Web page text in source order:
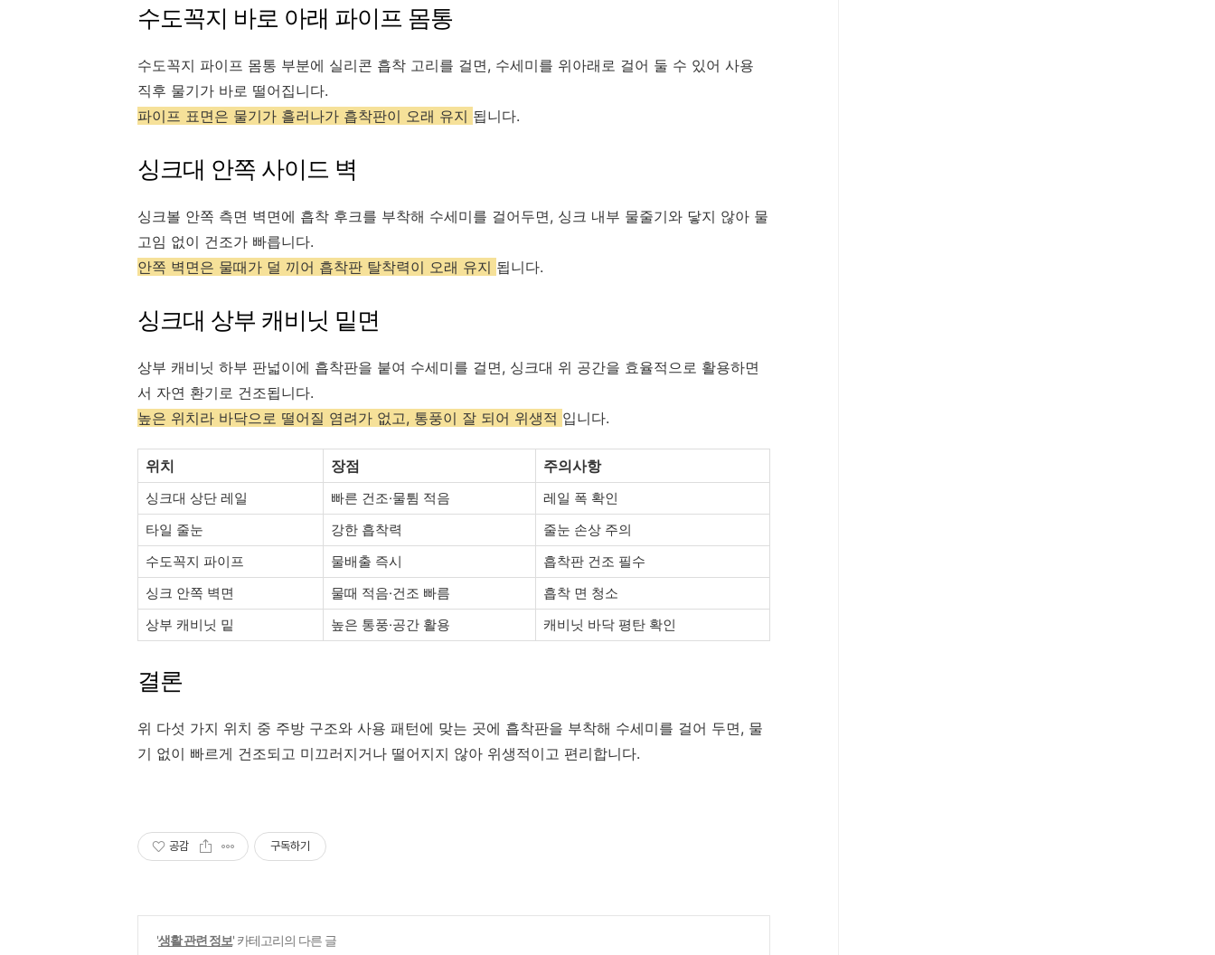
수도꼭지 바로 아래 파이프 몸통
수도꼭지 파이프 몸통 부분에 실리콘 흡착 고리를 걸면, 수세미를 위아래로 걸어 둘 수 있어 사용
직후 물기가 바로 떨어집니다.
파이프 표면은 물기가 흘러나가 흡착판이 오래 유지 됩니다.
싱크대 안쪽 사이드 벽
싱크볼 안쪽 측면 벽면에 흡착 후크를 부착해 수세미를 걸어두면, 싱크 내부 물줄기와 닿지 않아 물
고임 없이 건조가 빠릅니다.
안쪽 벽면은 물때가 덜 끼어 흡착판 탈착력이 오래 유지 됩니다.
싱크대 상부 캐비닛 밑면
상부 캐비닛 하부 판넓이에 흡착판을 붙여 수세미를 걸면, 싱크대 위 공간을 효율적으로 활용하면
서 자연 환기로 건조됩니다.
높은 위치라 바닥으로 떨어질 염려가 없고, 통풍이 잘 되어 위생적 입니다.
위치 장점 주의사항
싱크대 상단 레일 빠른 건조·물튐 적음
레일 폭 확인
타일 줄눈
강한 흡착력
줄눈 손상 주의
수도꼭지 파이프
물배출 즉시
흡착판 건조 필수
싱크 안쪽 벽면
물때 적음·건조 빠름
흡착 면 청소
상부 캐비닛 밑
높은 통풍·공간 활용 캐비닛 바닥 평탄 확인
결론
위 다섯 가지 위치 중 주방 구조와 사용 패턴에 맞는 곳에 흡착판을 부착해 수세미를 걸어 두면, 물
기 없이 빠르게 건조되고 미끄러지거나 떨어지지 않아 위생적이고 편리합니다.
공감 구독하기
'생활 관련 정보' 카테고리의 다른 글